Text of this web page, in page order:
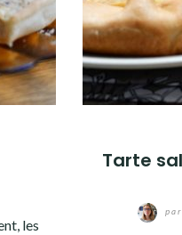
les
Tarte
par